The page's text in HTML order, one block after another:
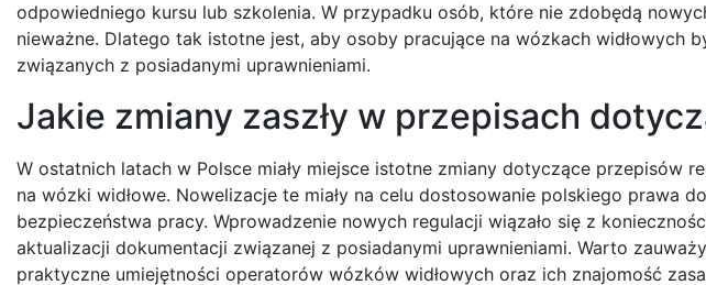
odpowiedniego kursu lub szkolenia. W przypadku osób, które nie zdobędą
nieważne. Dlatego tak istotne jest, aby osoby pracujące na wózkach widłowych
związanych z posiadanymi uprawnieniami.
Jakie zmiany zaszły w przepisach
W ostatnich latach w Polsce miały miejsce istotne zmiany dotyczące przepisów
na wózki widłowe. Nowelizacje te miały na celu dostosowanie polskiego prawa
bezpieczeństwa pracy. Wprowadzenie nowych regulacji wiązało się z
aktualizacji dokumentacji związanej z posiadanymi uprawnieniami. Warto
praktyczne umiejętności operatorów wózków widłowych oraz ich znajomość